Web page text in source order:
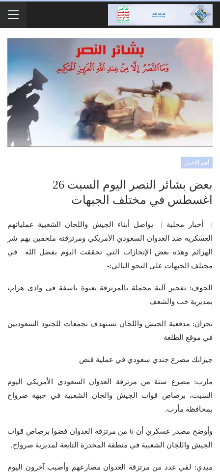
أهم الأخبار
بعض بشائر النصر اليوم السبت 26
اغسطس في مختلف الجبهات
| أخبار محلية | يواصل أبناء الجيش واللجان الشعبية عملياتهم
العسكرية ضد العدوان السعودي الأمريكي ومرتزقته ملحقين بهم شر
الهزائم وهذه بعض الإنجازات التي تحققت اليوم بفضل الله في
مختلف الجبهات على النحو التالي:-
الجوف: تفجير آلية محملة بالمرتزقة بعبوة ناسفة في وادي هراب
بمديرية خب والشعف
نجران: مدفعية الجيش واللجان تستهدف تجمعات للجنود السعوديين
في موقع الطلعة
جيزانك مصرع جندي سعودي في عملية قنص
مارب: مصرع ستة من مرتزقة العدوان السعودي الأمريكي اليوم
السبت، برصاص قوات الجيش والجان الشعبية في جبهة صرواح
بمحافظة مأرب.
وأوضح مصدر عسكري أن 6 من مرتزقة العدوان قضوا برصاص قوات
الجيش واللجان الشعبية في منطقة المخدرة التابعة لمديرية صرواح.
ميدي: لقي عدد من مرتزقة العدوان مصارعهم وأصيب آخرون اليوم